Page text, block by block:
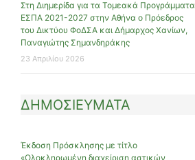
Στη Διημερίδα για τα Τομεακά Προγράμματα
ΕΣΠΑ 2021-2027 στην Αθήνα ο Πρόεδρος
του Δικτύου ΦοΔΣΑ και Δήμαρχος Χανίων,
Παναγιώτης Σημανδηράκης
23 Απριλίου 2026
ΔΗΜΟΣΙΕΥΜΑΤΑ
Έκδοση Πρόσκλησης με τίτλο
«Ολοκληρωμένη διαχείριση αστικών